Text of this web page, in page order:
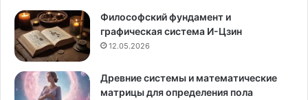
к
з
д
и
Философский фундамент и
графическая система И-Цзин
12.05.2026
Древние системы и математические
матрицы для определения пола